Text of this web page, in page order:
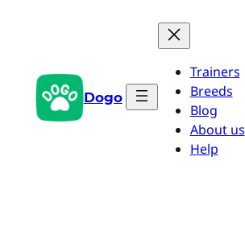
Dogo
Trainers
Breeds
Blog
About us
Help